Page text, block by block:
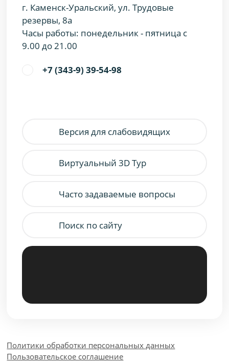
г. Каменск-Уральский, ул. Трудовые
резервы, 8а
Часы работы: понедельник - пятница с
9.00 до 21.00
+7 (343-9) 39-54-98
Версия для слабовидящих
Виртуальный 3D Тур
Часто задаваемые вопросы
Поиск по сайту
Политики обработки персональных данных
Пользовательское соглашение